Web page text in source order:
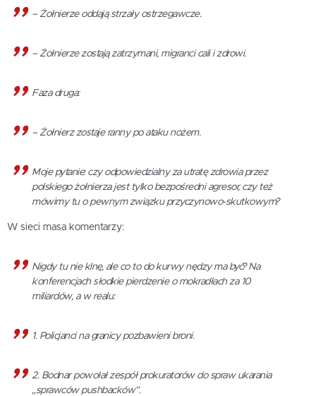
– Żołnierze oddają strzały ostrzegawcze.
– Żołnierze zostają zatrzymani, migranci cali i zdrowi.
Faza druga:
– Żołnierz zostaje ranny po ataku nożem.
Moje pytanie: czy odpowiedzialny za utratę zdrowia przez
polskiego żołnierza jest tylko bezpośredni agresor, czy też
mówimy tu o pewnym związku przyczynowo-skutkowym?
W sieci masa komentarzy:
Nigdy tu nie klnę, ale co to do kurwy nędzy ma być? Na
konferencjach słodkie pierdzenie o mokradłach za 10
miliardów, a w realu:
1. Policjanci na granicy pozbawieni broni.
2. Bodnar powołał zespół prokuratorów do spraw ukarania
„sprawców pushbacków”.